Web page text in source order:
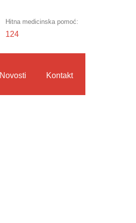
Hitna medicinska pomoć:
124
Novosti Kontakt